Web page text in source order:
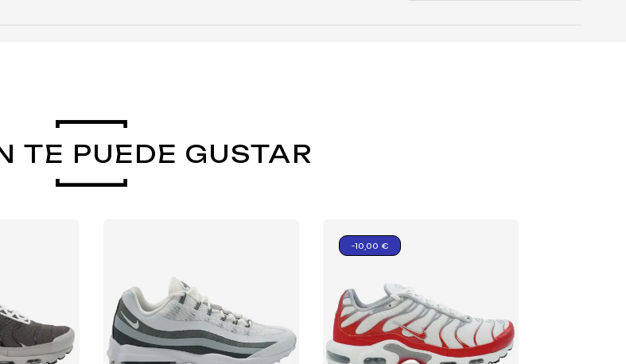
TE PUEDE GUSTAR
-10,00 €